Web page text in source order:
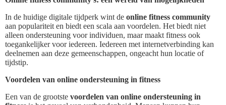
In de huidige digitale tijdperk wint de online fitness community
aan populariteit en biedt een scala aan voordelen. Het biedt niet
alleen ondersteuning voor individuen, maar maakt fitness ook
toegankelijker voor iedereen. Iedereen met internetverbinding kan
deelnemen aan deze gemeenschappen, ongeacht hun locatie of
tijdstip.
Voordelen van online ondersteuning in fitness
Een van de grootste voordelen van online ondersteuning in